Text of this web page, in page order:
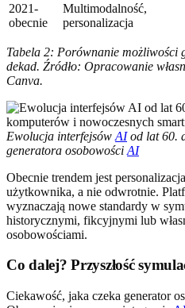
2021-
obecnie
Multimodalność,
personalizacja
Tabela 2: Porównanie możliwości
dekad. Źródło: Opracowanie
Canva.
Ewolucja interfejsów AIod lat 60.
generatora osobowości AI
Obecnie trendem jest
użytkownika, a nie odwrotnie.
wyznaczają nowe standardy w
historycznymi, fikcyjnymi lub
osobowościami.
Co dalej? Przyszłość
Ciekawość, jaka czeka generator